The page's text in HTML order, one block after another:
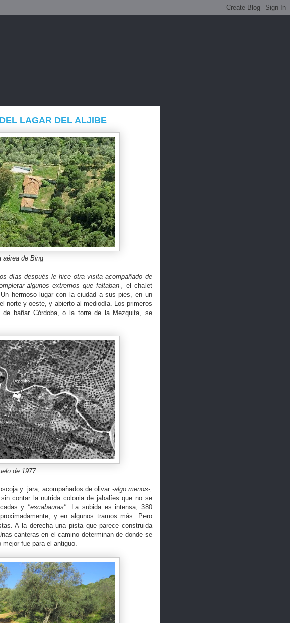
LAGAR DEL ALJIBE
aérea de Bing
días después le hice otra visita acompañado de
algunos extremos que faltaban-, el chalet
hermoso lugar con la ciudad a sus pies, en un
norte y oeste, y abierto al mediodía. Los primeros
bañar Córdoba, o la torre de la Mezquita, se
de 1977
y jara, acompañados de olivar -algo menos-,
contar la nutrida colonia de jabalíes que no se
y "escabauras". La subida es intensa, 380
y en algunos tramos más. Pero
A la derecha una pista que parece construida
canteras en el camino determinan de donde se
fue para el antiguo.